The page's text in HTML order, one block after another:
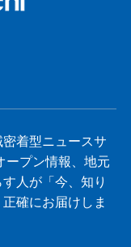
着型ニュースサ
ープン情報、地元
人が「今、知り
確にお届けしま